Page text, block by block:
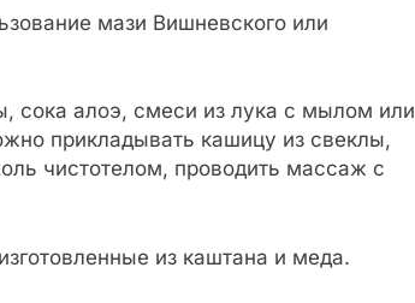
мази Вишневского или
сока алоэ, смеси из лука с мылом или
прикладывать кашицу из свеклы,
чистотелом, проводить массаж с
из каштана и меда.